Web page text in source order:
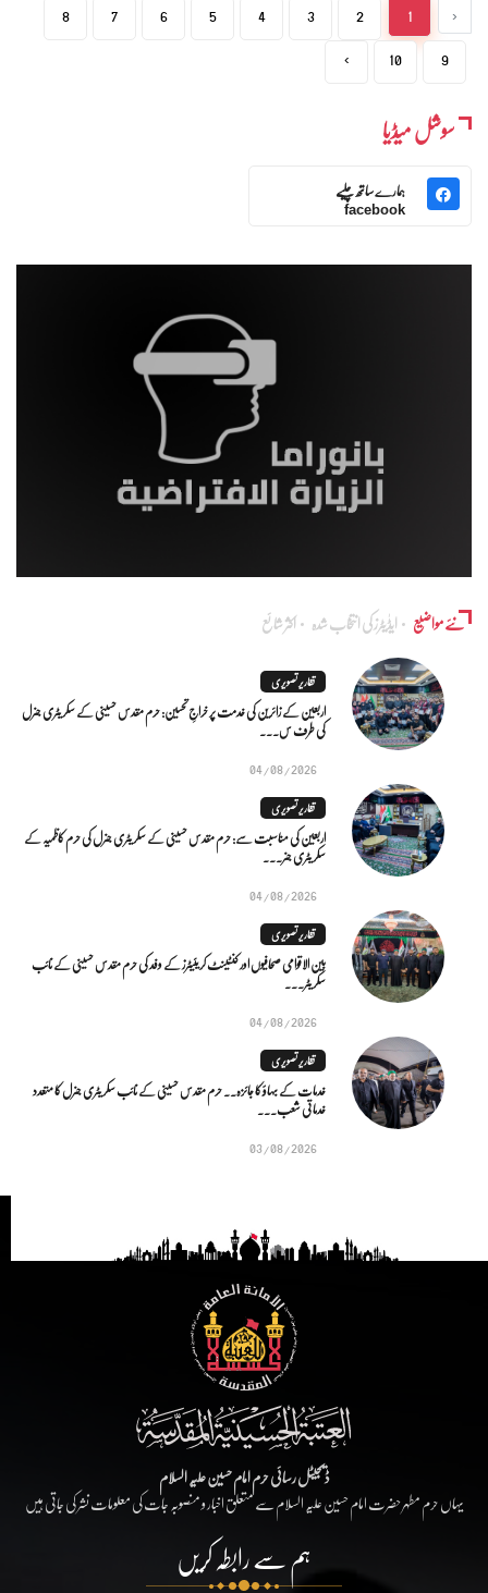
‹
1
2
3
4
5
6
7
8
9
10
›
سوشل میڈیا
ہمارے ساتھ چلیے
facebook
نئے مواضیع ایڈٰیٹرز کی انتخاب شدہ اکثر شائع
تقاریر تصویری
اربعین کے زائرین کی خدمت پر خراجِ تحسین: حرم مقدس حسینی کے سکریٹری جنرل
کی طرف س...
04/08/2026
تقاریر تصویری
اربعین کی مناسبت سے: حرم مقدس حسینی کے سکریٹری جنرل کی حرم کاظمیہ کے
سکریٹری جنر...
04/08/2026
تقاریر تصویری
بین الاقوامی صحافیوں اور کنٹینٹ کریئیٹرز کے وفد کی حرم مقدس حسینی کے نائب
سکریٹر...
04/08/2026
تقاریر تصویری
خدمات کے بہاؤ کا جائزہ.. حرم مقدس حسینی کے نائب سکریٹری جنرل کا متعدد
خدماتی شعب...
03/08/2026
ڈیجیٹل رسائی حرم امام حسین علیہ السلام
یہاں حرم مطہر حضرت امام حسین علیہ السلام سے متعلق اخبار و منصوبہ جات کی معلومات نشر کی جاتی ہیں
ہم سے رابطہ کریں